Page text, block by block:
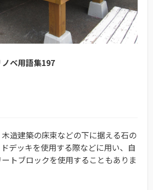
ベ用語集197
木造建築の床束などの下に据える石の
デッキを使用する際などに用い、自
トブロックを使用することもありま